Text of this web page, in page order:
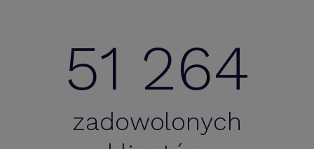
51 264
zadowolonych